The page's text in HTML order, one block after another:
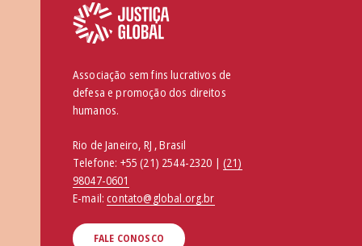
Associação sem fins lucrativos de
defesa e promoção dos direitos
humanos.
Rio de Janeiro, RJ , Brasil
Telefone: +55 (21) 2544-2320 | (21)
98047-0601
E-mail:contato@global.org.br
FALE CONOSCO